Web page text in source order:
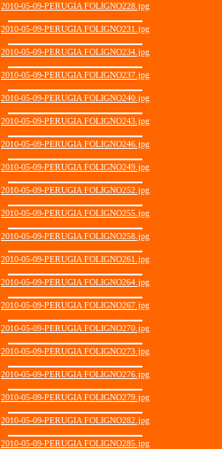
2010-05-09-PERUGIA FOLIGNO228.jpg
2010-05-09-PERUGIA FOLIGNO231.jpg
2010-05-09-PERUGIA FOLIGNO234.jpg
2010-05-09-PERUGIA FOLIGNO237.jpg
2010-05-09-PERUGIA FOLIGNO240.jpg
2010-05-09-PERUGIA FOLIGNO243.jpg
2010-05-09-PERUGIA FOLIGNO246.jpg
2010-05-09-PERUGIA FOLIGNO249.jpg
2010-05-09-PERUGIA FOLIGNO252.jpg
2010-05-09-PERUGIA FOLIGNO255.jpg
2010-05-09-PERUGIA FOLIGNO258.jpg
2010-05-09-PERUGIA FOLIGNO261.jpg
2010-05-09-PERUGIA FOLIGNO264.jpg
2010-05-09-PERUGIA FOLIGNO267.jpg
2010-05-09-PERUGIA FOLIGNO270.jpg
2010-05-09-PERUGIA FOLIGNO273.jpg
2010-05-09-PERUGIA FOLIGNO276.jpg
2010-05-09-PERUGIA FOLIGNO279.jpg
2010-05-09-PERUGIA FOLIGNO282.jpg
2010-05-09-PERUGIA FOLIGNO285.jpg